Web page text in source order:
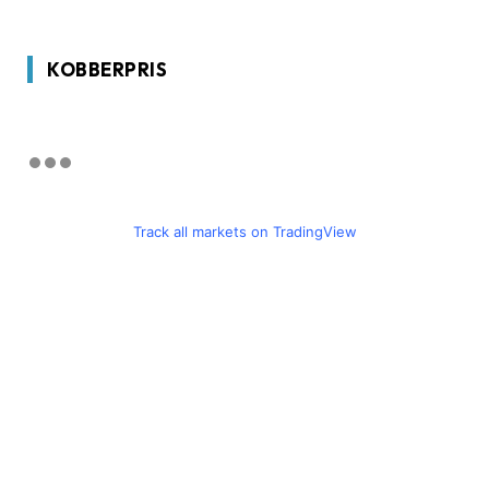
KOBBERPRIS
Track all markets on TradingView